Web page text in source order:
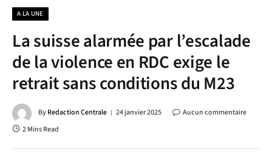
A LA UNE
La suisse alarmée par l’escalade
de la violence en RDC exige le
retrait sans conditions du M23
ByRedaction Centrale 24 janvier 2025
Aucun commentaire
2 Mins Read